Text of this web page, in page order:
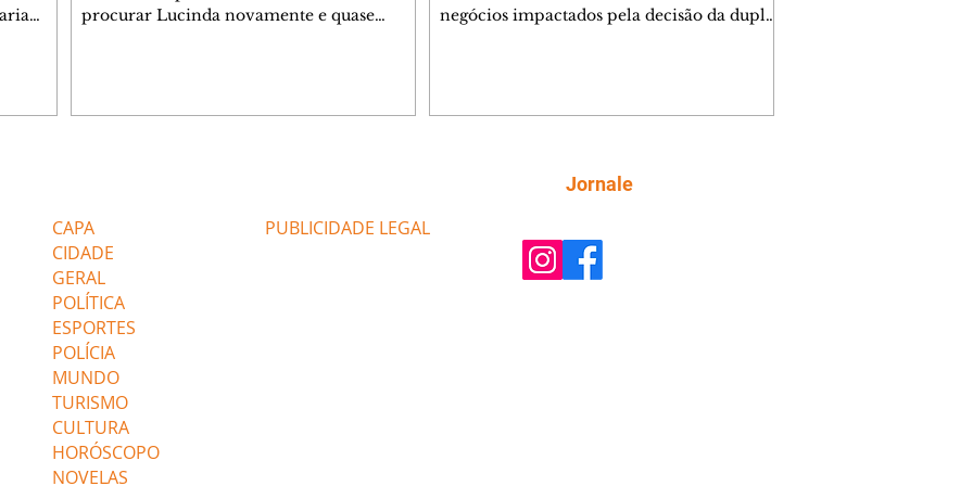
procurar Lucinda novamente e quase
Max estavam envolvidos na tentativa de
assalto à
negócios impactados pela decisão da dupla.
que se mudará de país, e Eduarda se
preocupa com Sol. Palhares desconfia de
CAPA
CIDADE
GERAL
POLÍTICA
ESPORTES
POLÍCIA
MUNDO
TURISMO
CULTURA
HORÓSCOPO
NOVELAS
PUBLICIDADE LEGAL
Jornale